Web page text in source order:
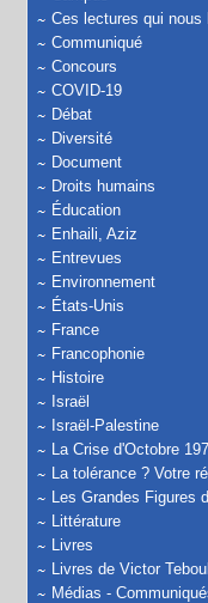
Ces lectures qui nous
Communiqué
Concours
COVID-19
Débat
Diversité
Document
Droits humains
Éducation
Enhaili, Aziz
Entrevues
Environnement
États-Unis
France
Francophonie
Histoire
Israël
Israël-Palestine
La Crise d'Octobre
La tolérance ? Votre
Les Grandes Figures
Littérature
Livres
Livres de Victor Teboul
Médias -